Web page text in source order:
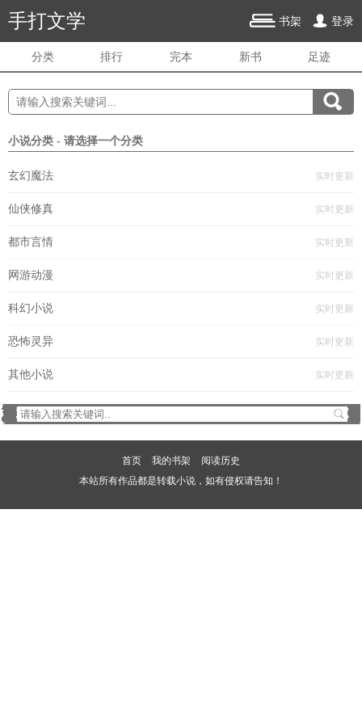
手打文学 书架 登录
分类 排行 完本 新书 足迹
小说分类 - 请选择一个分类
玄幻魔法 实时更新
仙侠修真 实时更新
都市言情 实时更新
网游动漫 实时更新
科幻小说 实时更新
恐怖灵异 实时更新
其他小说 实时更新
首页 我的书架
阅读历史
本站所有作品都是转载小说，如有侵权请告知！